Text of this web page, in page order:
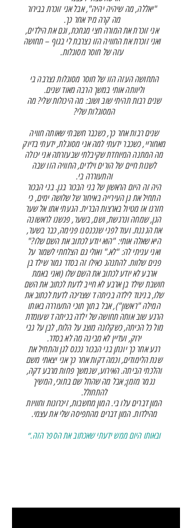
"יאללה, מה שיהיה יהיה", אבל אני זוכרת בבירור
מה קרה מיד אחר כך.
אני זוכרת את המורה חצי מגחכת, וגם את הילדים,
ואני זוכרת את החוויה הזו נצרבת לי בגוף – תחושה
עזה של חוסר מסוגלות.
התחושה העזה הזו של חוסר מסוגלות נצרבה בי
וליוותה אותי במשך הרבה מאוד שנים.
שנים רבות תהיתי שוב ושוב: מה היכולות שלי? מה
המסוגלות שלי?
שנים רבות אחר כך, כשכבר חשבתי שאותה חוויה
מאחוריי, כשכבר ידעתי למה אני מסוגלת, ידעתי בדיוק
מה המתנה המיוחדת שקיבלתי שבעזרתה אני יכולה
לשנות חיים של הורים וילדים, החוויה הזו שבה
והתעוררה בי.
היה זה היום הראשון של בני הבכור בגן. בני הבכור
התחיל את גן העירייה באיחור של שלושה ימים, כי
חזרנו אז מטיול בארצות הברית. הגעתי אתו אל שער
הגן, שמחה ונרגשת, ושם, בשער, פגשנו לראשונה
את הגננת. ועוד לפני שנכנסנו פנימה, כבר בשער,
היא שאלה אותי: "הוא יודע לכתוב את השם שלו?"
ואני עניתי לה: "לא." ואולי גם הצלחתי לשמור על
פנים שלוות. להתנהג כאילו זה בסדר גמור שילד בן
ארבע לא יודע לכתוב את השם שלו (ואני באמת
חושבת שילד בן ארבע לא חייב לדעת לכתוב את השם
שלו, בניגוד לילדה בכיתה ד שצריכה לדעת לכתוב את
המילה "ראשון"), אבל בתוך תוכי התעוררה באותו
הרגע שוב אותה תחושה של ילדה בכיתה ד שעומדת
מול כל הכיתה, כשקלונה מוצג על הלוח, לבן על גבי
ירוק, ועדיין לא מבינה מה לא בסדר.
רגע אחר כך יונתן בני הבכור נכנס לגן והתחיל את
שנת הלימודים, וכמה דקות אחר כך אני יצאתי משם
והלכתי הביתה. האירוע, שנמשך פחות מרבע דקה,
נגמר מזמן; אבל מה שהחל שם בתוכי, המשיך
להתחולל.
המון דברים עלו בי. המון מחשבות, זיכרונות וחוויות
מהילדות. המון דברים מהתפיסה שלי את עצמי.
ובאותו היום ממש ידעתי שאכתוב את הספר הזה.״